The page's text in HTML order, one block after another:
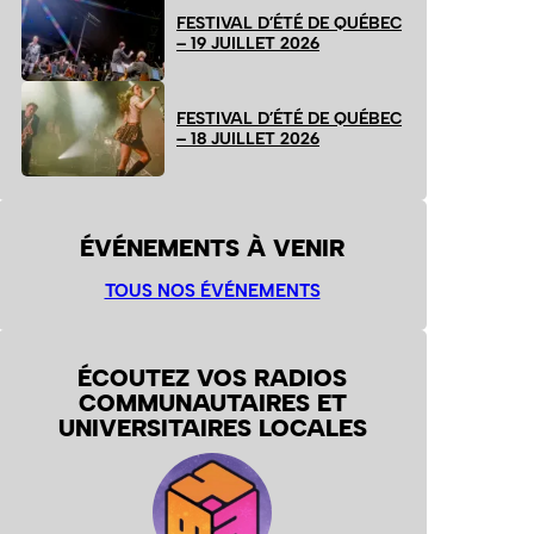
FESTIVAL D’ÉTÉ DE QUÉBEC
– 19 JUILLET 2026
FESTIVAL D’ÉTÉ DE QUÉBEC
– 18 JUILLET 2026
ÉVÉNEMENTS À VENIR
TOUS NOS ÉVÉNEMENTS
ÉCOUTEZ VOS RADIOS
COMMUNAUTAIRES ET
UNIVERSITAIRES LOCALES